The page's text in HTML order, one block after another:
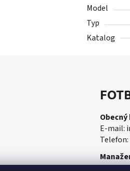
Model
Typ
Katalog
E-mail:
Telefon:
Martin